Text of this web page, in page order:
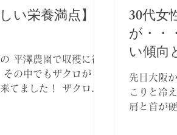
い栄養満点】ザ
平澤農園で収穫に行
の中でもザクロが 今
てました！ ザクロは
30代
が・・
い傾向
先日大阪
こりと冷
肩と首が